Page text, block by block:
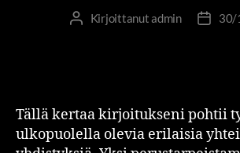
Kirjoittanutadmin 30/
Tällä kertaa kirjoitukseni pohtii
ulkopuolella olevia erilaisia